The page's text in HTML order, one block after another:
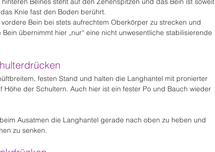
Knie fast den Boden berührt.
Bein bei stets aufrechtem Oberkörper zu strecken und
übernimmt hier „nur“ eine nicht unwesentliche stabilisierende
festen Stand und halten die Langhantel mit pronierter
Höhe der Schultern. Auch hier ist ein fester Po und Bauch wieder
Ausatmen die Langhantel gerade nach oben zu heben und
zu senken.